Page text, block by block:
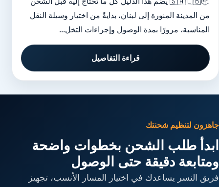
من المدينة المنورة إلى لبنان، بدايةً من اختيار وسيلة النقل
المناسبة، مرورًا بمدة الوصول وإجراءات التخل...
قراءة التفاصيل
جاهزون لتنظيم شحنتك
ابدأ طلب الشحن بخطوات واضحة
ومتابعة دقيقة حتى الوصول
فريق النسر يساعدك في اختيار المسار الأنسب، تجهيز